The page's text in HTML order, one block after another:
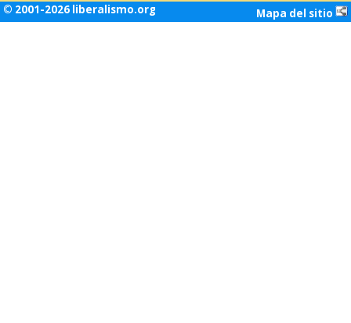
© 2001-2026 liberalismo.org Mapa del sitio